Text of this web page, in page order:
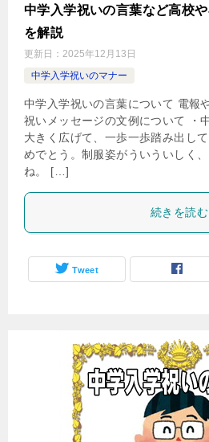
中学入学祝いの言葉など高校
を解説
更新日： 2025年12月13日
中学入学祝いのマナー
中学入学祝いの言葉について 電報
祝いメッセージの文例について ・
大きく広げて、一歩一歩踏み出し
めでとう。制服姿がういういしく
ね。 […]
続きを読む
Tweet